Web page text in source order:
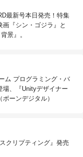
最新号本日発売！特集
『シン・ゴジラ』と
景』。
ム プログラミング・バ
場、『Unityデザイナー
ーンデジタル）
クリプティング』発売